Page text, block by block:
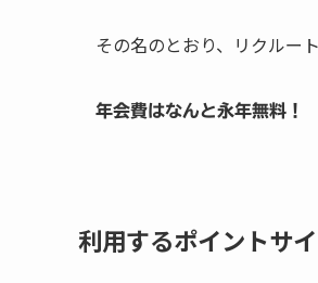
その名のとおり、リクルー
年会費はなんと永年無料！
利用するポイントサ